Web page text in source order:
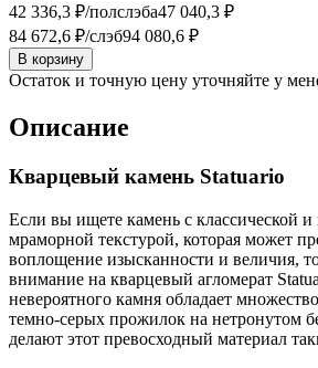
42 336,3 ₽/полслэба47 040,3 ₽
84 672,6 ₽/слэб94 080,6 ₽
В корзину
Остаток и точную цену уточняйте у
Описание
Кварцевый камень Statuario
Если вы ищете камень с классической
мраморной текстурой, которая может
воплощение изысканности и величия,
внимание на кварцевый агломерат
невероятного камня обладает
темно-серых прожилок на нетронутом
делают этот превосходный материал